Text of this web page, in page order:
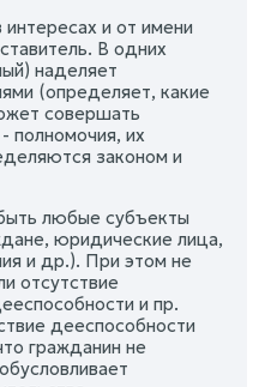
и от имени
В одних
наделяет
(определяет, какие
совершать
полномочия, их
законом и
любые субъекты
юридические лица,
и др.). При этом не
отсутствие
и пр.
дееспособности
гражданин не